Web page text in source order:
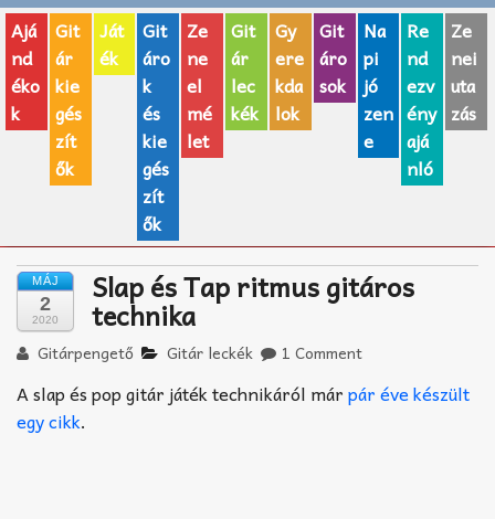
AJÁNDÉK ÖTLETEK
Vicces
GITÁR MÁRKÁK
TOP100 nóta
Zeneiskolák
Zeneszerzés alapjai
Akkord-kotta
TABok
Ajá
nd
éko
k
Git
ár
kie
gés
zít
ők
Ját
ék
Git
áro
k
és
kie
gés
zít
ők
Ze
ne
el
mé
let
Git
ár
lec
kék
Gy
ere
kda
lok
Git
áro
sok
Na
pi
jó
zen
e
Re
nd
ezv
ény
ajá
nló
Ze
nei
uta
zás
MÁJ
2
2020
Slap és Tap ritmus gitáros
technika
Gitárpengető Gitár leckék 1 Comment
A slap és pop gitár játék technikáról márpár éve készült
egy cikk.